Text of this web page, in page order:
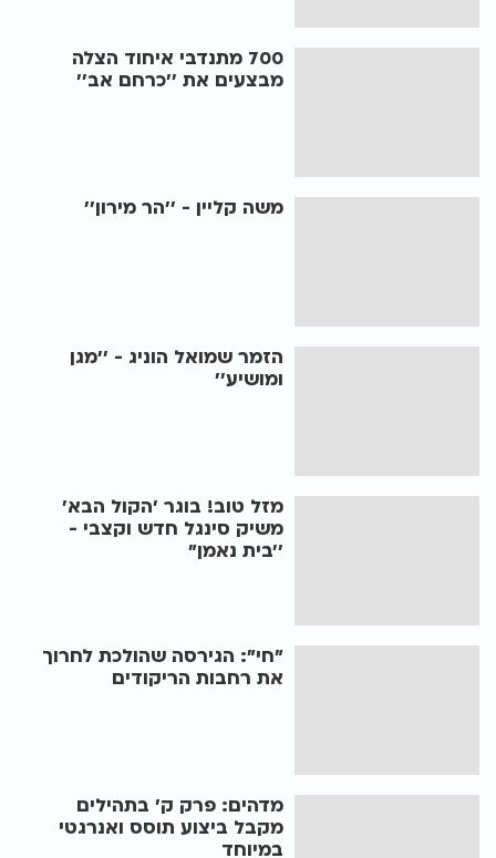
700 מתנדבי איחוד הצלה
מבצעים את ’’כרחם אב’’
משה קליין - ’’הר מירון’’
הזמר שמואל הוניג - ’’מגן
ומושיע’’
מזל טוב! בוגר 'הקול הבא'
משיק סינגל חדש וקצבי -
’’בית נאמן"
"חי": הגירסה שהולכת לחרוך
את רחבות הריקודים
מדהים: פרק ק' בתהילים
מקבל ביצוע תוסס ואנרגטי
במיוחד